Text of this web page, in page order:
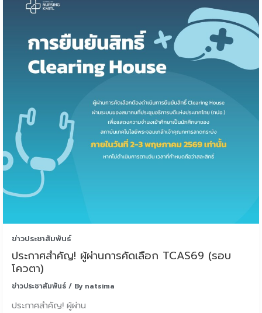
ข่าวประชาสัมพันธ์
ประกาศสำคัญ! ผู้ผ่านการคัดเลือก TCAS69 (รอบ
โควตา)
ข่าวประชาสัมพันธ์ / By natsima
ประกาศสำคัญ! ผู้ผ่าน